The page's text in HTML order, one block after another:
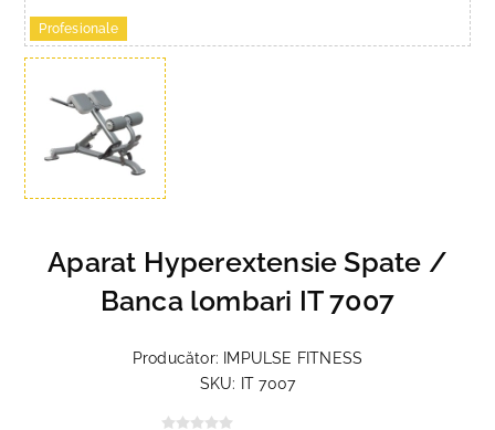
Profesionale
Aparat Hyperextensie Spate /
Banca lombari IT 7007
Producător:
IMPULSE FITNESS
SKU: IT 7007